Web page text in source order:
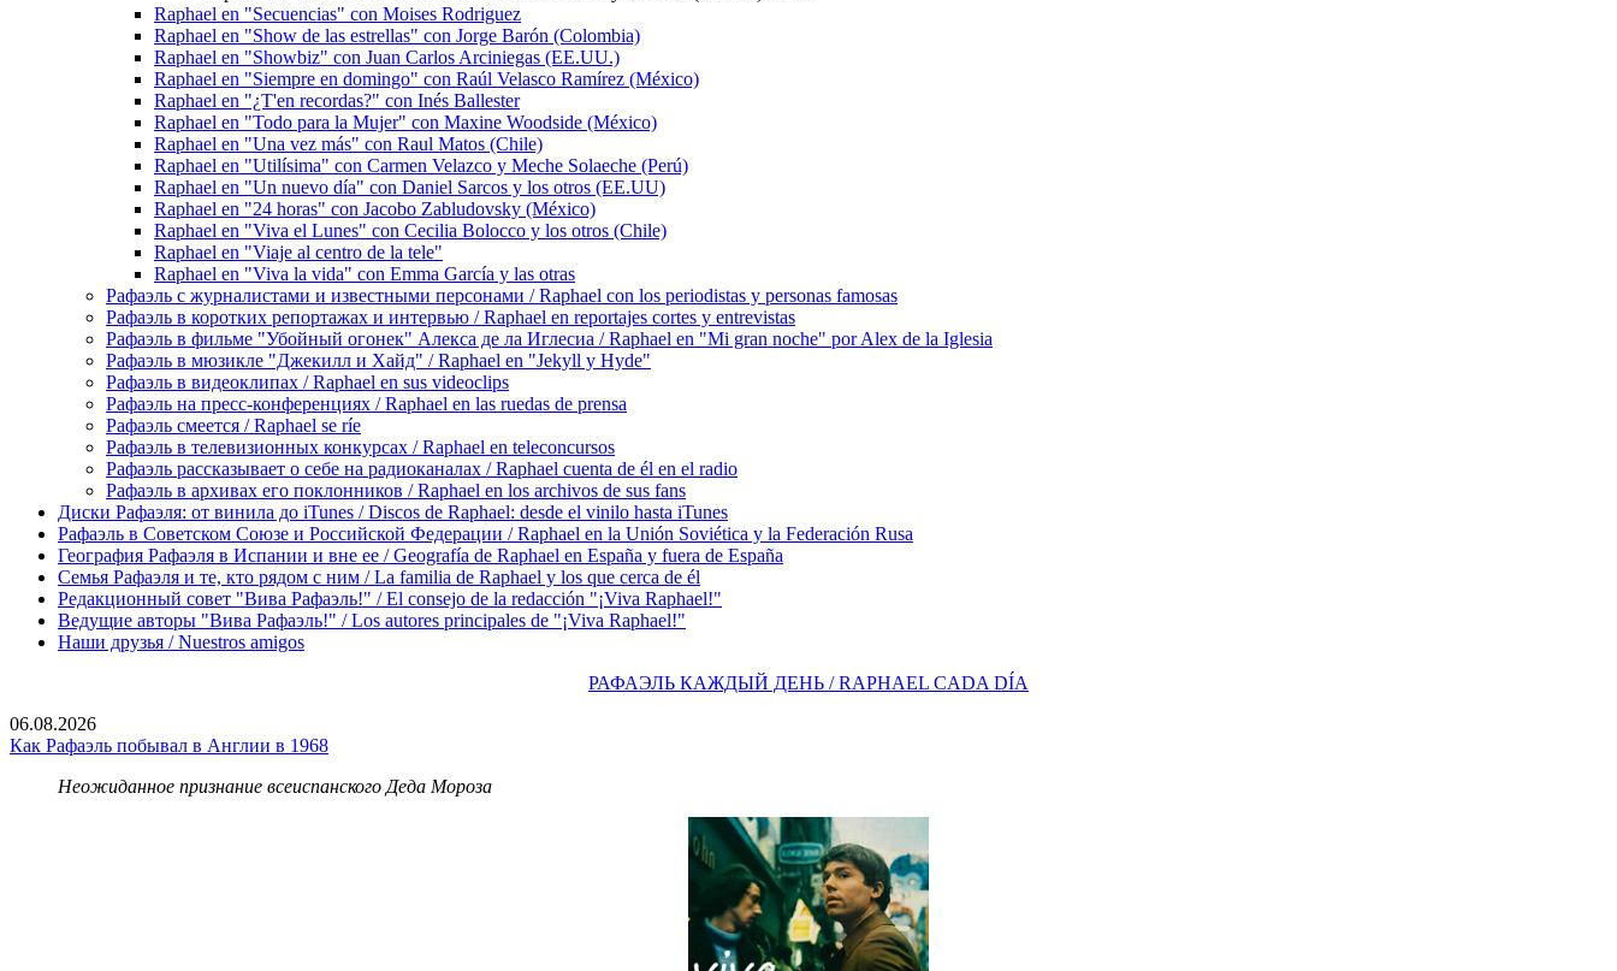
Raphael en "Secuencias" con Moises Rodriguez
Raphael en "Show de las estrellas" con Jorge Barón (Colombia)
Raphael en "Showbiz" con Juan Carlos Arciniegas (EE.UU.)
Raphael en "Siempre en domingo" con Raúl Velasco Ramírez (México)
Raphael en "¿T'en recordas?" con Inés Ballester
Raphael en "Todo para la Mujer" con Maxine Woodside (México)
Raphael en "Una vez más" con Raul Matos (Chile)
Raphael en "Utilísima" con Carmen Velazco y Meche Solaeche (Perú)
Raphael en "Un nuevo día" con Daniel Sarcos y los otros (EE.UU)
Raphael en "24 horas" con Jacobo Zabludovsky (México)
Raphael en "Viva el Lunes" con Cecilia Bolocco y los otros (Chile)
Raphael en "Viaje al centro de la tele"
Raphael en "Viva la vida" con Emma García y las otras
Рафаэль с журналистами и известными персонами / Raphael con los periodistas y personas famosas
Рафаэль в коротких репортажах и интервью / Raphael en reportajes cortes y entrevistas
Рафаэль в фильме "Убойный огонек" Алекса де ла Иглесиа / Raphael en "Mi gran noche" por Alex de la Iglesia
Рафаэль в мюзикле "Джекилл и Хайд" / Raphael en "Jekyll y Hyde"
Рафаэль в видеоклипах / Raphael en sus videoclips
Рафаэль на пресс-конференциях / Raphael en las ruedas de prensa
Рафаэль смеется / Raphael se ríe
Рафаэль в телевизионных конкурсах / Raphael en teleconcursos
Рафаэль рассказывает о себе на радиоканалах / Raphael cuenta de él en el radio
Рафаэль в архивах его поклонников / Raphael en los archivos de sus fans
Диски Рафаэля: от винила до iTunes / Discos de Raphael: desde el vinilo hasta iTunes
Рафаэль в Советском Союзе и Российской Федерации / Raphael en la Unión Soviética y la Federación Rusa
География Рафаэля в Испании и вне ее / Geografía de Raphael en España y fuera de España
Семья Рафаэля и те, кто рядом с ним / La familia de Raphael y los que cerca de él
Редакционный совет "Вива Рафаэль!" / El consejo de la redacción "¡Viva Raphael!"
Ведущие авторы "Вива Рафаэль!" / Los autores principales de "¡Viva Raphael!"
Наши друзья / Nuestros amigos
РАФАЭЛЬ КАЖДЫЙ ДЕНЬ / RAPHAEL CADA DÍA
06.08.2026
Как Рафаэль побывал в Англии в 1968
Неожиданное признание всеиспанского Деда Мороза